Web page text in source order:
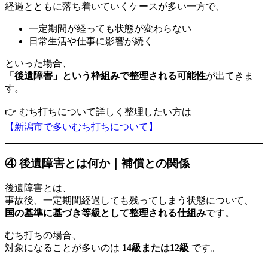
経過とともに落ち着いていくケースが多い一方で、
一定期間が経っても状態が変わらない
日常生活や仕事に影響が続く
といった場合、
「後遺障害」という枠組みで整理される可能性が出てきま
す。
👉 むち打ちについて詳しく整理したい方は
【新潟市で多いむち打ちについて】
④ 後遺障害とは何か｜補償との関係
後遺障害とは、
事故後、一定期間経過しても残ってしまう状態について、
国の基準に基づき等級として整理される仕組みです。
むち打ちの場合、
対象になることが多いのは 14級または12級 です。